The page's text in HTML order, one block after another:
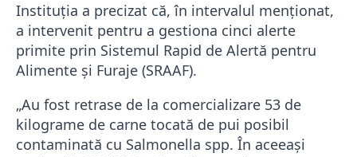
Instituția a precizat că, în intervalul menționat,
a intervenit pentru a gestiona cinci alerte
primite prin Sistemul Rapid de Alertă pentru
Alimente şi Furaje (SRAAF).
„Au fost retrase de la comercializare 53 de
kilograme de carne tocată de pui posibil
contaminată cu Salmonella spp. În aceeaşi